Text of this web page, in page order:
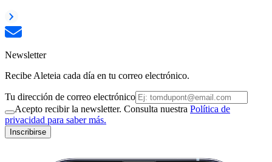
Newsletter
Recibe Aleteia cada día en tu correo electrónico.
Tu dirección de correo electrónico
Acepto recibir la newsletter. Consulta nuestra Política de
privacidad para saber más.
Inscribirse